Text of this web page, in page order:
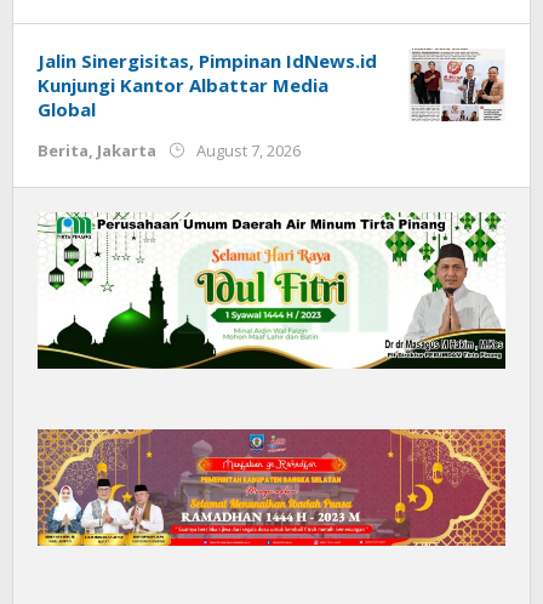
Jalin Sinergisitas, Pimpinan IdNews.id
Kunjungi Kantor Albattar Media
Global
Berita, Jakarta August 7, 2026